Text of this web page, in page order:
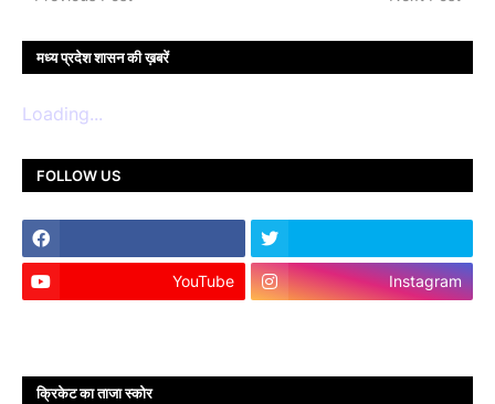
मध्य प्रदेश शासन की ख़बरें
Loading...
FOLLOW US
YouTube Instagram
क्रिकेट का ताजा स्कोर